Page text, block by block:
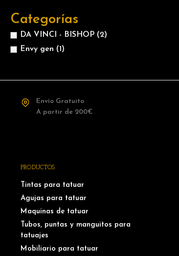
Categorías
DA VINCI - BISHOP (2)
Envy gen (1)
Envío Gratuito
A partir de 200€
PRODUCTOS
Tintas para tatuar
Agujas para tatuar
Maquinas de tatuar
Tubos, puntas y manguitos para
tatuajes
Mobiliario para tatuar